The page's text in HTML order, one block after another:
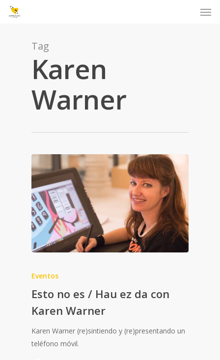
Skip
Tag
Karen
Warner
Eventos
Esto no es / Hau ez da con
Karen Warner
Karen Warner (re)sintiendo y (re)presentando un
teléfono móvil.